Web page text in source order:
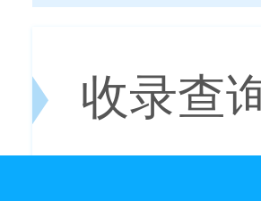
收录查